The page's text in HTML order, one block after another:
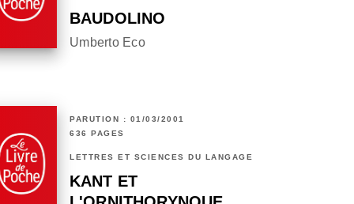
BAUDOLINO
Umberto Eco
PARUTION : 01/03/2001
636 PAGES
LETTRES ET SCIENCES DU LANGAGE
KANT ET